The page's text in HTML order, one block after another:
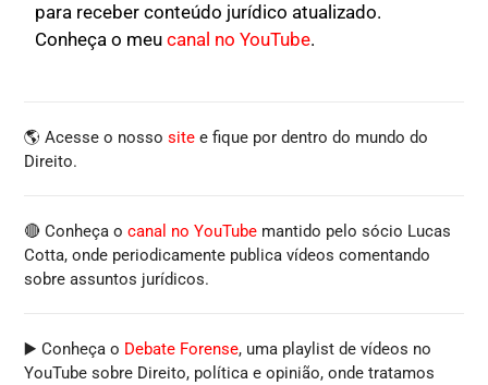
para receber conteúdo jurídico atualizado.
Conheça o meucanal no YouTube.
🌎 Acesse o nossosite e fique por dentro do mundo do
Direito.
🔴 Conheça ocanal no YouTube mantido pelo sócio Lucas
Cotta, onde periodicamente publica vídeos comentando
sobre assuntos jurídicos.
▶️ Conheça o Debate Forense, uma playlist de vídeos no
YouTube sobre Direito, política e opinião, onde tratamos